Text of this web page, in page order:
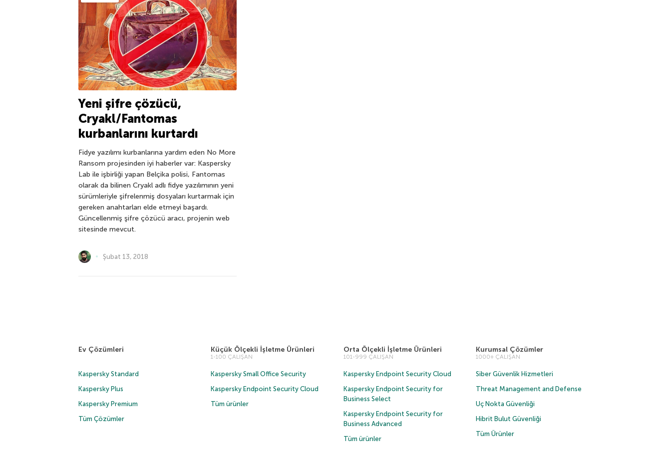
Yeni şifre çözücü,
Cryakl/Fantomas
kurbanlarını kurtardı
Fidye yazılımı kurbanlarına yardım eden No More
Ransom projesinden iyi haberler var: Kaspersky
Lab ile işbirliği yapan Belçika polisi, Fantomas
olarak da bilinen Cryakl adlı fidye yazılımının yeni
sürümleriyle şifrelenmiş dosyaları kurtarmak için
gereken anahtarları elde etmeyi başardı.
Güncellenmiş şifre çözücü aracı, projenin web
sitesinde mevcut.
Şubat 13, 2018
Ev Çözümleri
Kaspersky Standard
Kaspersky Plus
Kaspersky Premium
Tüm Çözümler
Küçük Ölçekli İşletme Ürünleri
1-100 ÇALIŞAN
Kaspersky Small Office Security
Kaspersky Endpoint Security Cloud
Tüm ürünler
Orta Ölçekli İşletme Ürünleri
101-999 ÇALIŞAN
Kaspersky Endpoint Security Cloud
Kaspersky Endpoint Security for
Business Select
Kaspersky Endpoint Security for
Business Advanced
Tüm ürünler
Kurumsal Çözümler
1000+ ÇALIŞAN
Siber Güvenlik Hizmetleri
Threat Management and Defense
Uç Nokta Güvenliği
Hibrit Bulut Güvenliği
Tüm Ürünler